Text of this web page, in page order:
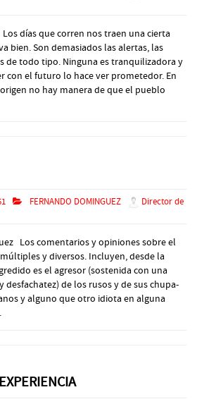
días que corren nos traen una cierta
bien. Son demasiados las alertas, las
de todo tipo. Ninguna es tranquilizadora y
con el futuro lo hace ver prometedor. En
no hay manera de que el pueblo
FERNANDO DOMINGUEZ
Director de
Los comentarios y opiniones sobre el
y diversos. Incluyen, desde la
es el agresor (sostenida con una
desfachatez) de los rusos y de sus chupa-
y alguno que otro idiota en alguna